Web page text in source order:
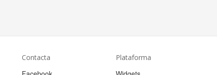
Contacta Plataforma